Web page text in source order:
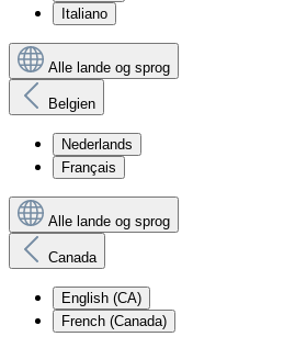
Italiano
Alle lande og sprog
Belgien
Nederlands
Français
Alle lande og sprog
Canada
English (CA)
French (Canada)